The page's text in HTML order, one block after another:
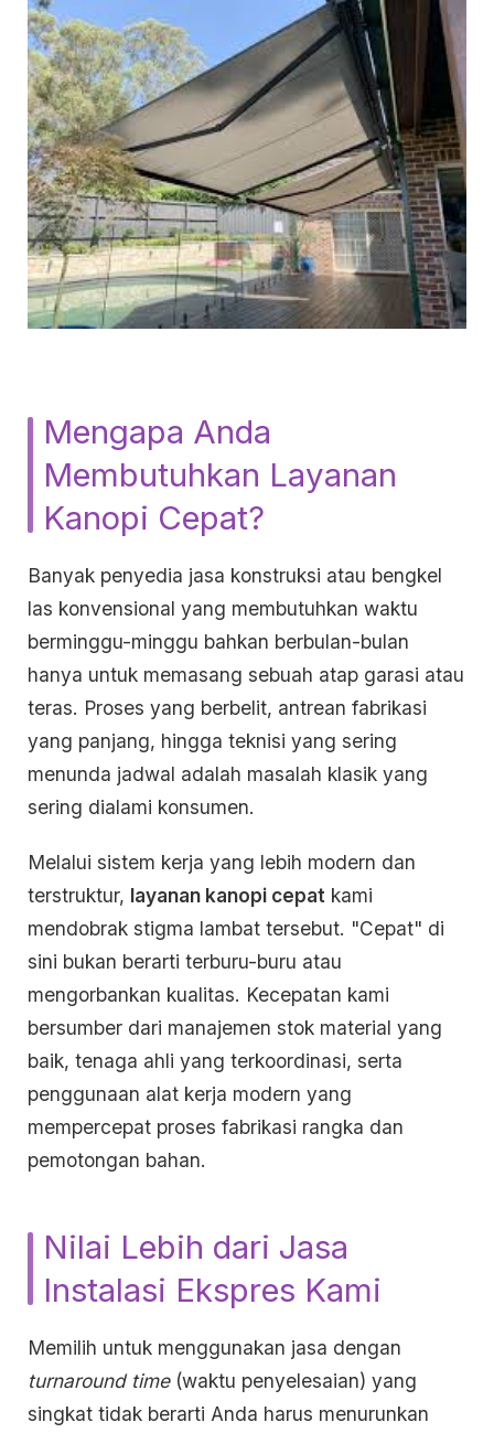
Mengapa Anda
Membutuhkan Layanan
Kanopi Cepat?
Banyak penyedia jasa konstruksi atau bengkel
las konvensional yang membutuhkan waktu
berminggu-minggu bahkan berbulan-bulan
hanya untuk memasang sebuah atap garasi atau
teras. Proses yang berbelit, antrean fabrikasi
yang panjang, hingga teknisi yang sering
menunda jadwal adalah masalah klasik yang
sering dialami konsumen.
Melalui sistem kerja yang lebih modern dan
terstruktur, layanan kanopi cepat kami
mendobrak stigma lambat tersebut. "Cepat" di
sini bukan berarti terburu-buru atau
mengorbankan kualitas. Kecepatan kami
bersumber dari manajemen stok material yang
baik, tenaga ahli yang terkoordinasi, serta
penggunaan alat kerja modern yang
mempercepat proses fabrikasi rangka dan
pemotongan bahan.
Nilai Lebih dari Jasa
Instalasi Ekspres Kami
Memilih untuk menggunakan jasa dengan
turnaround time(waktu penyelesaian) yang
singkat tidak berarti Anda harus menurunkan